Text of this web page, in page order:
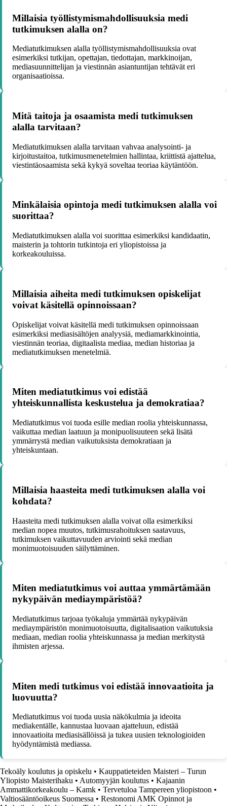
Millaisia työllistymismahdollisuuksia medi
tutkimuksen alalla on?
Mediatutkimuksen alalla työllistymismahdollisuuksia ovat
esimerkiksi tutkijan, opettajan, tiedottajan, markkinoijan,
mediasuunnittelijan ja viestinnän asiantuntijan tehtävät eri
organisaatioissa.
Mitä taitoja ja osaamista medi tutkimuksen
alalla tarvitaan?
Mediatutkimuksen alalla tarvitaan vahvaa analysointi- ja
kirjoitustaitoa, tutkimusmenetelmien hallintaa, kriittistä ajattelua,
viestintäosaamista sekä kykyä soveltaa teoriaa käytäntöön.
Minkälaisia opintoja medi tutkimuksen alalla voi
suorittaa?
Mediatutkimuksen alalla voi suorittaa esimerkiksi kandidaatin,
maisterin ja tohtorin tutkintoja eri yliopistoissa ja
korkeakouluissa.
Millaisia aiheita medi tutkimuksen opiskelijat
voivat käsitellä opinnoissaan?
Opiskelijat voivat käsitellä medi tutkimuksen opinnoissaan
esimerkiksi mediasisältöjen analyysiä, mediamarkkinointia,
viestinnän teoriaa, digitaalista mediaa, median historiaa ja
mediatutkimuksen menetelmiä.
Miten mediatutkimus voi edistää
yhteiskunnallista keskustelua ja demokratiaa?
Mediatutkimus voi tuoda esille median roolia yhteiskunnassa,
vaikuttaa median laatuun ja monipuolisuuteen sekä lisätä
ymmärrystä median vaikutuksista demokratiaan ja
yhteiskuntaan.
Millaisia haasteita medi tutkimuksen alalla voi
kohdata?
Haasteita medi tutkimuksen alalla voivat olla esimerkiksi
median nopea muutos, tutkimusrahoituksen saatavuus,
tutkimuksen vaikuttavuuden arviointi sekä median
monimuotoisuuden säilyttäminen.
Miten mediatutkimus voi auttaa ymmärtämään
nykypäivän mediaympäristöä?
Mediatutkimus tarjoaa työkaluja ymmärtää nykypäivän
mediaympäristön monimuotoisuutta, digitalisaation vaikutuksia
mediaan, median roolia yhteiskunnassa ja median merkitystä
ihmisten arjessa.
Miten medi tutkimus voi edistää innovaatioita ja
luovuutta?
Mediatutkimus voi tuoda uusia näkökulmia ja ideoita
mediakentälle, kannustaa luovaan ajatteluun, edistää
innovaatioita mediasisällöissä ja tukea uusien teknologioiden
hyödyntämistä mediassa.
Tekoäly koulutus ja opiskelu • Kauppatieteiden Maisteri – Turun
Yliopisto Maisterihaku • Automyyjän koulutus • Kajaanin
Ammattikorkeakoulu – Kamk • Tervetuloa Tampereen yliopistoon •
Valtiosääntöoikeus Suomessa • Restonomi AMK Opinnot ja